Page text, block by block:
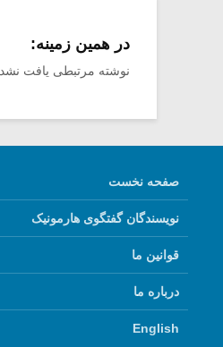
در همین زمینه:
نوشته مرتبطی یافت نشد
صفحه نخست
نویسندگان گفتگوی هارمونیک
قوانین ما
درباره ما
English